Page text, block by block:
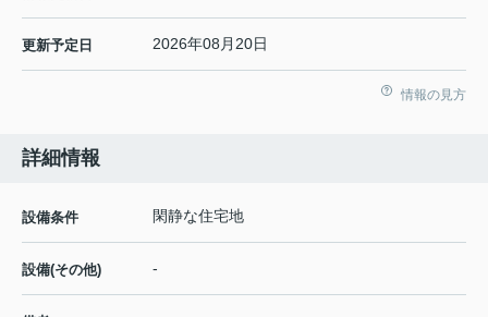
更新予定日 2026年08月20日
情報の見方
詳細情報
設備条件 閑静な住宅地
設備(その他) -